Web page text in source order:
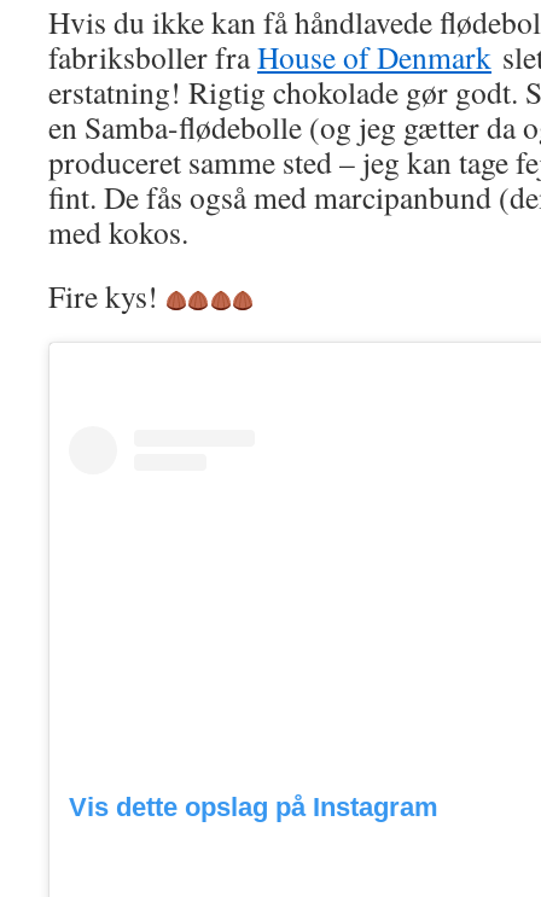
Hvis du ikke kan få håndlavede
fabriksboller fraHouse of Denmark
erstatning! Rigtig chokolade gør godt.
en Samba-flødebolle (og jeg gætter da
produceret samme sted – jeg kan tage
fint. De fås også med marcipanbund
med kokos.
Fire kys!
Vis dette opslag på Instagram